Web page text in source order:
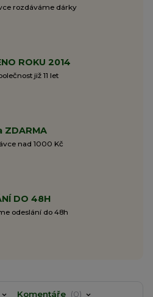
rozdáváme dárky
ROKU 2014
již 11 let
ZDARMA
nad 1000 Kč
DO 48H
odeslání do 48h
Komentáře 0